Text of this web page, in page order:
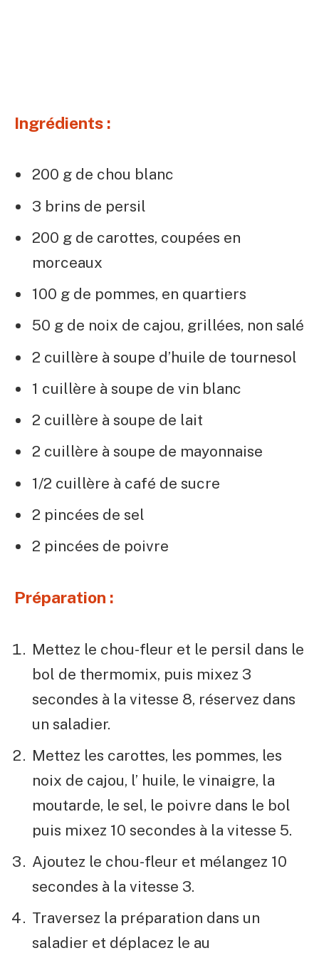
Ingrédients :
200 g de chou blanc
3 brins de persil
200 g de carottes, coupées en
morceaux
100 g de pommes, en quartiers
50 g de noix de cajou, grillées, non salé
2 cuillère à soupe d’huile de tournesol
1 cuillère à soupe de vin blanc
2 cuillère à soupe de lait
2 cuillère à soupe de mayonnaise
1/2 cuillère à café de sucre
2 pincées de sel
2 pincées de poivre
Préparation :
Mettez le chou-fleur et le persil dans le
bol de thermomix, puis mixez 3
secondes à la vitesse 8, réservez dans
un saladier.
Mettez les carottes, les pommes, les
noix de cajou, l’ huile, le vinaigre, la
moutarde, le sel, le poivre dans le bol
puis mixez 10 secondes à la vitesse 5.
Ajoutez le chou-fleur et mélangez 10
secondes à la vitesse 3.
Traversez la préparation dans un
saladier et déplacez le au